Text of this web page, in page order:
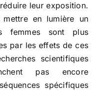
leur exposition.
en lumière un
femmes sont plus
par les effets de ces
scientifiques
pas encore
spécifiques